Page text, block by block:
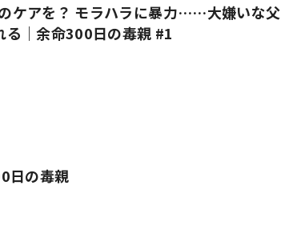
のケアを？ モラハラに暴力……大嫌いな父
る｜余命300日の毒親 #1
日の毒親